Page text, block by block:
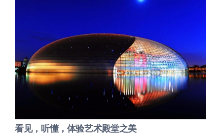
看见，听懂，体验艺术殿堂之美